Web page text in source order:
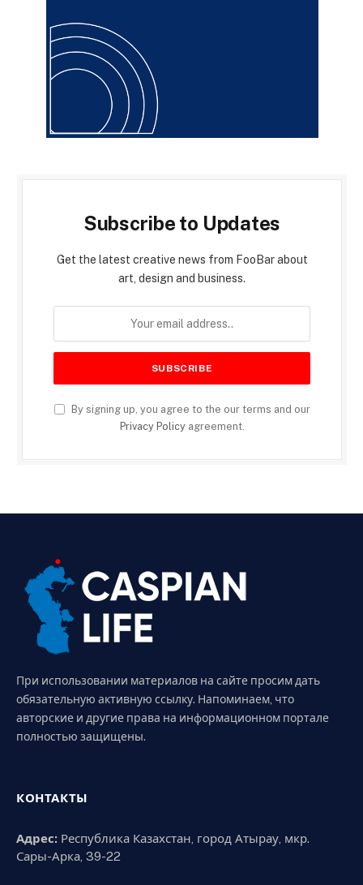
Subscribe to Updates
Get the latest creative news from FooBar about
art, design and business.
By signing up, you agree to the our terms and our
Privacy Policyagreement.
При использовании материалов на сайте просим дать
обязательную активную ссылку. Напоминаем, что
авторские и другие права на информационном портале
полностью защищены.
КОНТАКТЫ
Адрес: Республика Казахстан, город Атырау, мкр.
Сары-Арка, 39-22